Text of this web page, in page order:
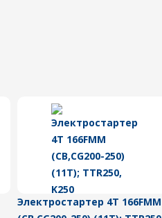
Электростартер 4Т 166FMM